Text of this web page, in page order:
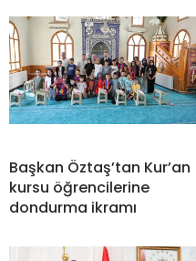
Başkan Öztaş’tan Kur’an
kursu öğrencilerine
dondurma ikramı